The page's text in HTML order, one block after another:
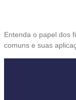
Entenda o papel dos
comuns e suas